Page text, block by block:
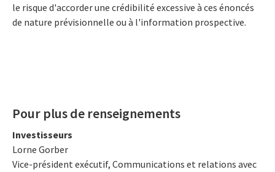
le risque d'accorder une crédibilité excessive à ces énoncés
de nature prévisionnelle ou à l'information prospective.
Pour plus de renseignements
Investisseurs
Lorne Gorber
Vice-président exécutif, Communications et relations avec